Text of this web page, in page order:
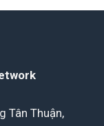
Tân Thuận,